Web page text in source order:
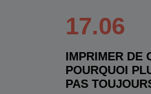
17.06
IMPRIMER DE
POURQUOI
PAS